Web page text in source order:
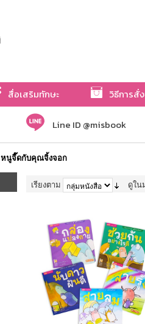
สื่อเสริมทักษะ วิธีการสั่
Line ID @misbook
หนูจี๊ดกับคุณจิ้งจอก
เรียงตาม ดูใน